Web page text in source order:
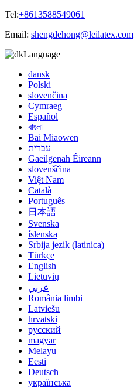
Tel:+8613588549061
Email: shengdehong@leilatex.com
Language
dansk
Polski
slovenčina
Cymraeg
Español
বাংলা
Bai Miaowen
עברית
Gaeilgenah Éireann
slovenščina
Việt Nam
Català
Português
日本語
Svenska
íslenska
Srbija jezik (latinica)
Türkçe
English
Lietuvių
عربي
România limbi
Latviešu
hrvatski
русский
magyar
Melayu
Eesti
Deutsch
українська